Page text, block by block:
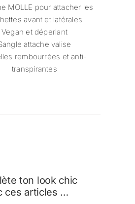
MOLLE pour attacher les
avant et latérales
Vegan et déperlant
attache valise
rembourrées et anti-
transpirantes
ton look chic
ces articles …